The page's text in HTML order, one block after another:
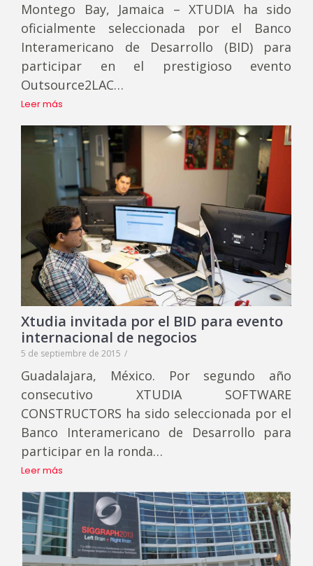
Montego Bay, Jamaica – XTUDIA ha sido
oficialmente seleccionada por el Banco
Interamericano de Desarrollo (BID) para
participar en el prestigioso evento
Outsource2LAC…
Leer más
Xtudia invitada por el BID para evento
internacional de negocios
5 de septiembre de 2015 /
Guadalajara, México. Por segundo año
consecutivo XTUDIA SOFTWARE
CONSTRUCTORS ha sido seleccionada por el
Banco Interamericano de Desarrollo para
participar en la ronda…
Leer más